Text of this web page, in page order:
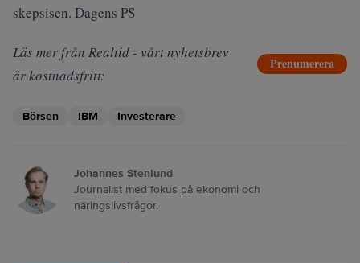
skepsisen. Dagens PS
Läs mer från Realtid - vårt nyhetsbrev
är kostnadsfritt:
Prenumerera
Börsen IBM Investerare
Johannes Stenlund
Journalist med fokus på ekonomi och
näringslivsfrågor.